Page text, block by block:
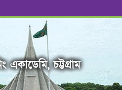
চট্টগ্রাম